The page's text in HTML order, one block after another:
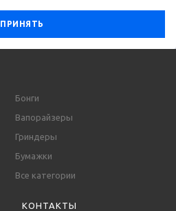
ПРИНЯТЬ
Бонги
Вапорайзеры
Гриндеры
Бумажки
Все категории
КОНТАКТЫ